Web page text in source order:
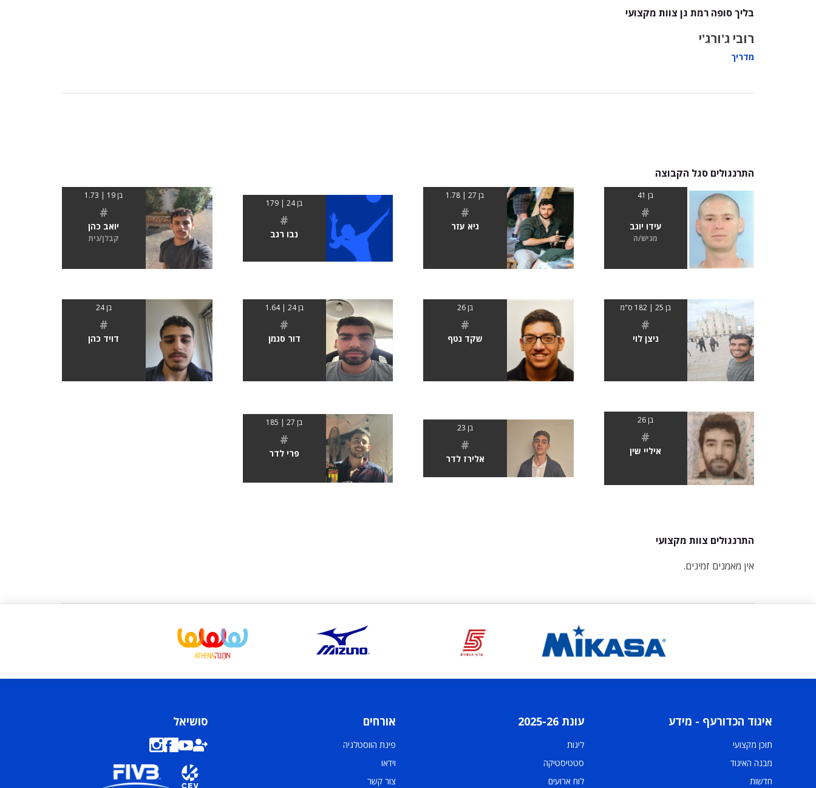
בליך סופה רמת גן צוות מקצועי
רובי ג'ורג'י
מדריך
התרנגולים סגל הקבוצה
בן 41
#
עידו יוגב
מגיש/ה
בן 27 | 1.78
#
גיא עזר
בן 24 | 179
#
נבו רגב
בן 19 | 1.73
#
יואב כהן
קבלן/נית
בן 25 | 182 ס"מ
#
ניצן לוי
בן 26
#
שקד נטף
בן 24 | 1.64
#
דור סגמן
בן 24
#
דויד כהן
בן 26
#
איליי שין
בן 23
#
אלירז לדר
בן 27 | 185
#
פרי לדר
התרנגולים צוות מקצועי
אין מאמנים זמינים.
איגוד הכדורעף - מידע
תוכן מקצועי
מבנה האיגוד
חדשות
עונת 2025-26
ליגות
סטטיסטיקה
לוח ארועים
אורחים
פינת הווסטלגיה
וידאו
צור קשר
סושיאל